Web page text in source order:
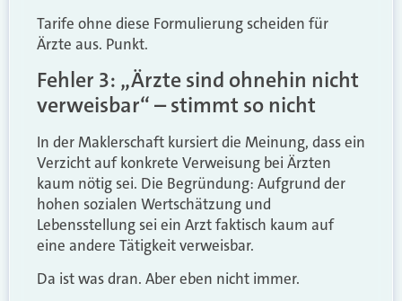
Tarife ohne diese Formulierung scheiden für
Ärzte aus. Punkt.
Fehler 3: „Ärzte sind ohnehin nicht
verweisbar“ – stimmt so nicht
In der Maklerschaft kursiert die Meinung, dass ein
Verzicht auf konkrete Verweisung bei Ärzten
kaum nötig sei. Die Begründung: Aufgrund der
hohen sozialen Wertschätzung und
Lebensstellung sei ein Arzt faktisch kaum auf
eine andere Tätigkeit verweisbar.
Da ist was dran. Aber eben nicht immer.